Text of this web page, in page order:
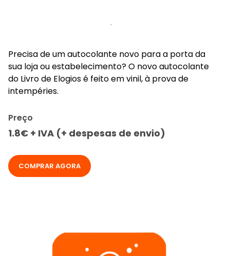
.
Precisa de um autocolante novo para a porta da
sua loja ou estabelecimento? O novo autocolante
do Livro de Elogios é feito em vinil, à prova de
intempéries.
Preço
1.8€ + IVA (+ despesas de envio)
COMPRAR AGORA